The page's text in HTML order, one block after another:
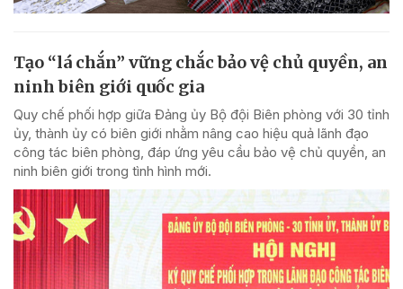
Tạo “lá chắn” vững chắc bảo vệ chủ quyền, an
ninh biên giới quốc gia
Quy chế phối hợp giữa Đảng ủy Bộ đội Biên phòng với 30 tỉnh
ủy, thành ủy có biên giới nhằm nâng cao hiệu quả lãnh đạo
công tác biên phòng, đáp ứng yêu cầu bảo vệ chủ quyền, an
ninh biên giới trong tình hình mới.